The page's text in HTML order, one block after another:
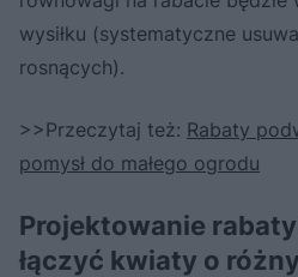
wysiłku (systematyczne
rosnących).
>>Przeczytaj też: Rabaty
pomysł do małego ogrodu
Projektowanie
łączyć kwiaty o